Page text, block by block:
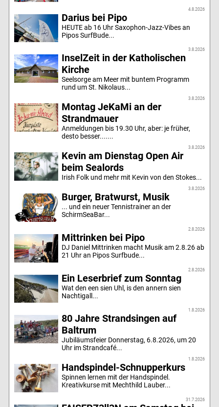
4.8.2026
Darius bei Pipo
HEUTE ab 16 Uhr Saxophon-Jazz-Vibes an
Pipos SurfBude...
3.8.2026
InselZeit in der Katholischen
Kirche
Seelsorge am Meer mit buntem Programm
rund um St. Nikolaus...
3.8.2026
Montag JeKaMi an der
Strandmauer
Anmeldungen bis 19.30 Uhr, aber: je früher,
desto besser.......
3.8.2026
Kevin am Dienstag Open Air
beim Sealords
Irish Folk und mehr mit Kevin von den Stokes...
3.8.2026
Burger, Bratwurst, Musik
... und ein neuer Tennistrainer an der
SchirmSeaBar...
2.8.2026
Mittrinken bei Pipo
DJ Daniel Mittrinken macht Musik am 2.8.26 ab
21 Uhr an Pipos Surfbude...
2.8.2026
Ein Leserbrief zum Sonntag
Wat den een sien Uhl, is den annern sien
Nachtigall...
1.8.2026
80 Jahre Strandsingen auf
Baltrum
Jubiläumsfeier Donnerstag, 6.8.2026, um 20
Uhr im Strandcafé...
1.8.2026
Handspindel-Schnupperkurs
Spinnen lernen mit der Handspindel.
Kreativkurse mit Mechthild Lauber...
31.7.2026